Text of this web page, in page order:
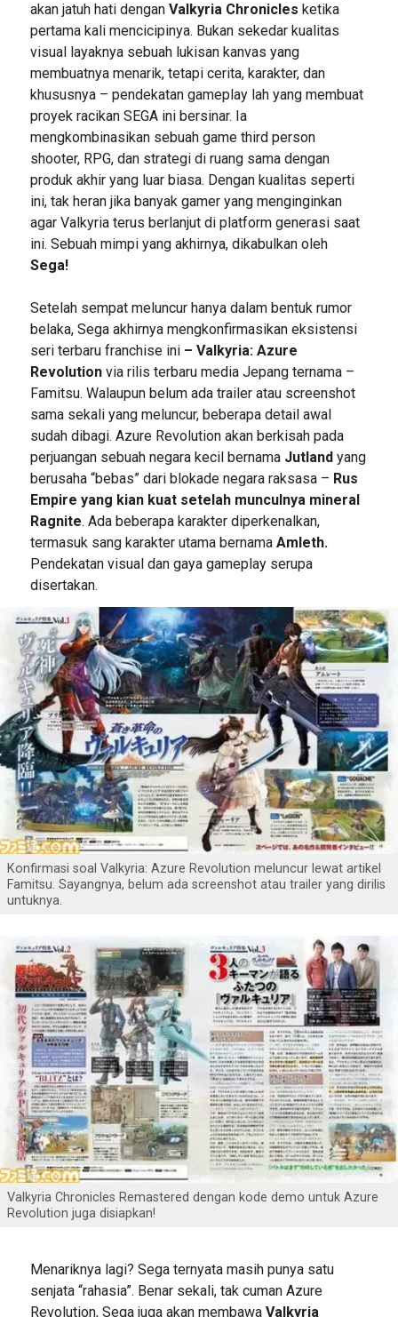
akan jatuh hati denganValkyria Chronicles ketika
pertama kali mencicipinya. Bukan sekedar kualitas
visual layaknya sebuah lukisan kanvas yang
membuatnya menarik, tetapi cerita, karakter, dan
khususnya – pendekatan gameplay lah yang membuat
proyek racikan SEGA ini bersinar. Ia
mengkombinasikan sebuah game third person
shooter, RPG, dan strategi di ruang sama dengan
produk akhir yang luar biasa. Dengan kualitas seperti
ini, tak heran jika banyak gamer yang menginginkan
agar Valkyria terus berlanjut di platform generasi saat
ini. Sebuah mimpi yang akhirnya, dikabulkan oleh
Sega!
Setelah sempat meluncur hanya dalam bentuk rumor
belaka, Sega akhirnya mengkonfirmasikan eksistensi
seri terbaru franchise ini – Valkyria: Azure
Revolutionvia rilis terbaru media Jepang ternama –
Famitsu. Walaupun belum ada trailer atau screenshot
sama sekali yang meluncur, beberapa detail awal
sudah dibagi. Azure Revolution akan berkisah pada
perjuangan sebuah negara kecil bernama Jutland yang
berusaha “bebas” dari blokade negara raksasa – Rus
Empire yang kian kuat setelah munculnya mineral
Ragnite. Ada beberapa karakter diperkenalkan,
termasuk sang karakter utama bernamaAmleth.
Pendekatan visual dan gaya gameplay serupa
disertakan.
Konfirmasi soal Valkyria: Azure Revolution meluncur lewat artikel
Famitsu. Sayangnya, belum ada screenshot atau trailer yang dirilis
untuknya.
Valkyria Chronicles Remastered dengan kode demo untuk Azure
Revolution juga disiapkan!
Menariknya lagi? Sega ternyata masih punya satu
senjata “rahasia”. Benar sekali, tak cuman Azure
Revolution, Sega juga akan membawa Valkyria